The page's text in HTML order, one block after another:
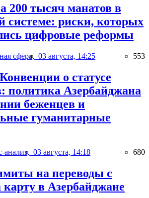
200 тысяч манатов в
системе: риски, которых
цифровые реформы
сфера, 03 августа, 14:25 553
о статусе
политика Азербайджана
беженцев и
гуманитарные
анализ, 03 августа, 14:18 680
на переводы с
в Азербайджане